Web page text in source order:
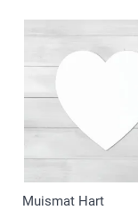
Muismat Hart